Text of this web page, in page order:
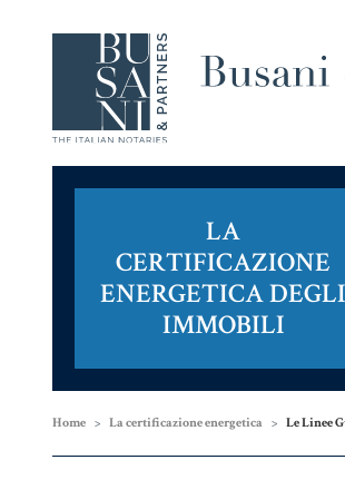
Compravendita
Finanziamenti
LA
CERTIFICAZIONE
ENERGETICA DEGLI
IMMOBILI
Home La certificazione energetica Le Linee